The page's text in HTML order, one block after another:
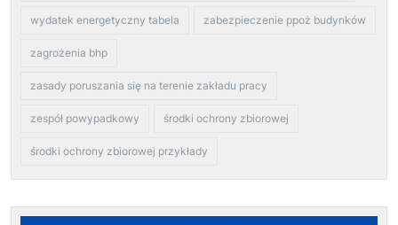
wydatek energetyczny tabela zabezpieczenie ppoż budynków
zagrożenia bhp
zasady poruszania się na terenie zakładu pracy
zespół powypadkowy środki ochrony zbiorowej
środki ochrony zbiorowej przykłady